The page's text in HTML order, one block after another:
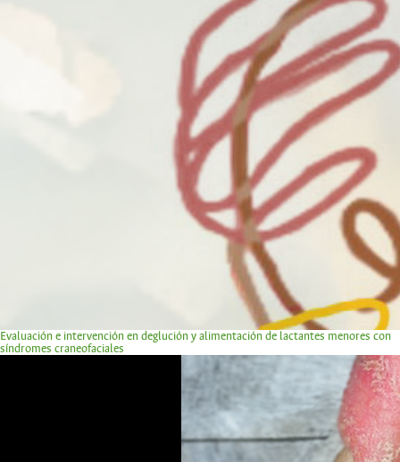
Evaluación e intervención en deglución y alimentación de lactantes menores con
síndromes craneofaciales